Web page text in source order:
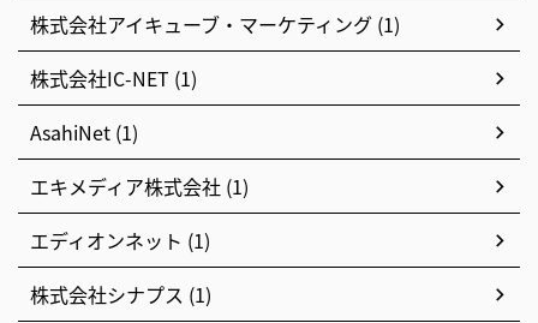
株式会社アイキューブ・マーケティング (1)
株式会社IC-NET (1)
AsahiNet (1)
エキメディア株式会社 (1)
エディオンネット (1)
株式会社シナプス (1)